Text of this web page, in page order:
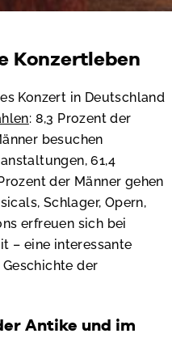
Konzertleben
Konzert in Deutschland
: 8,3 Prozent der
besuchen
61,4
der Männer gehen
Schlager, Opern,
erfreuen sich bei
– eine interessante
der
Antike und im